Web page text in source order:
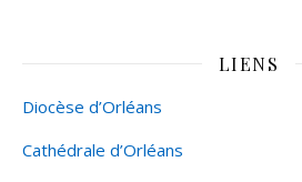
LIENS
Diocèse d’Orléans
Cathédrale d’Orléans